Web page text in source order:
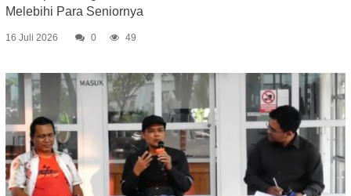
Melebihi Para Seniornya
16 Juli 2026 0 49